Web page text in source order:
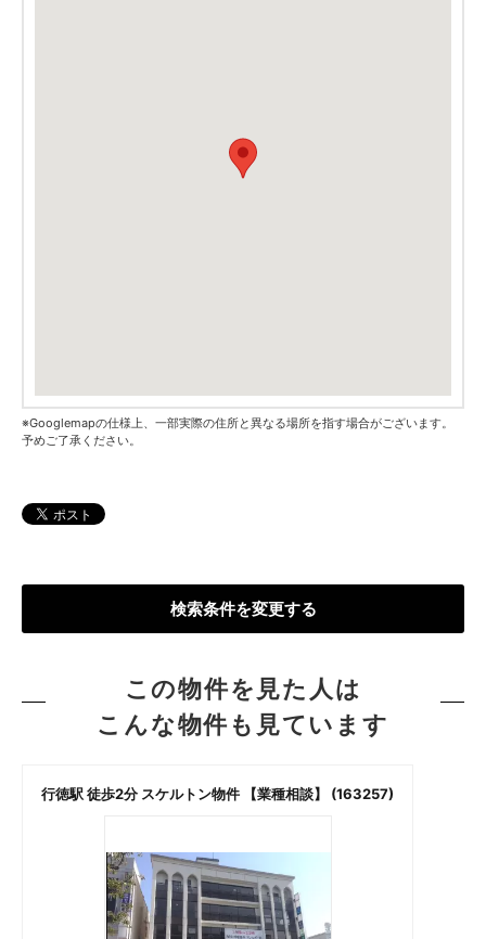
※Googlemapの仕様上、一部実際の住所と異なる場所を指す場合がございます。
予めご了承ください。
検索条件を変更する
この物件を見た人は
こんな物件も見ています
行徳駅 徒歩2分 スケルトン物件 【業種相談】 (163257)